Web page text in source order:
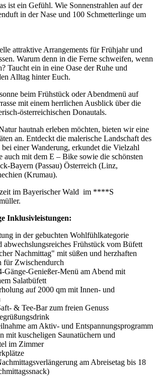
ist ein Gefühl. Wie Sonnenstrahlen auf der
in der Nase und 100 Schmetterlinge um
attraktive Arrangements für Frühjahr und
Warum denn in die Ferne schweifen, wenn
Taucht ein in eine Oase der Ruhe und
Alltag hinter Euch.
beim Frühstück oder Abendmenü auf
mit einem herrlichen Ausblick über die
österreichischen Donautals.
hautnah erleben möchten, bieten wir eine
an. Entdeckt die malerische Landschaft des
einer Wanderung, erkundet die Vielzahl
auch mit dem E – Bike sowie die schönsten
Bayern (Passau) Österreich (Linz,
(Krumau).
im Bayerischer Wald im ****S
Inklusivleistungen:
in der gebuchten Wohlfühlkategorie
abwechslungsreiches Frühstück vom Büfett
Nachmittag" mit süßen und herzhaften
für Zwischendurch
Gänge-Genießer-Menü am Abend mit
Salatbüfett
auf 2000 qm mit Innen- und
& Tee-Bar zum freien Genuss
am Aktiv- und Entspannungsprogramm
mit kuscheligen Saunatüchern und
im Zimmer
am Abreisetag bis 18